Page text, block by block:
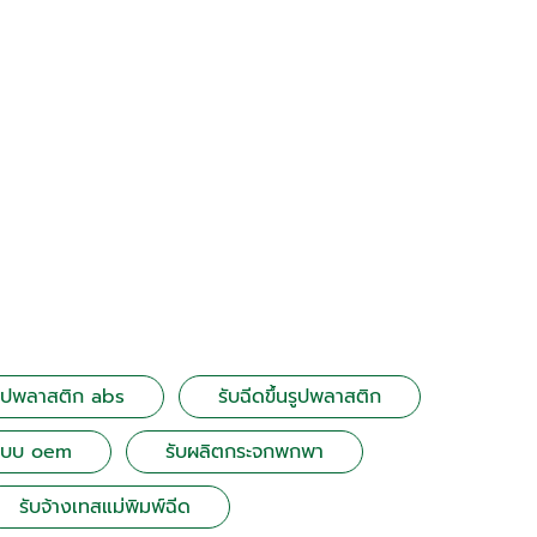
พลาสติก abs
รับฉีดขึ้นรูปพลาสติก
บ oem
รับผลิตกระจกพกพา
รับจ้างเทสแม่พิมพ์ฉีด